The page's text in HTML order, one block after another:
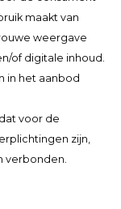
maakt van
weergave
of digitale inhoud.
in het aanbod
voor de
zijn,
verbonden.